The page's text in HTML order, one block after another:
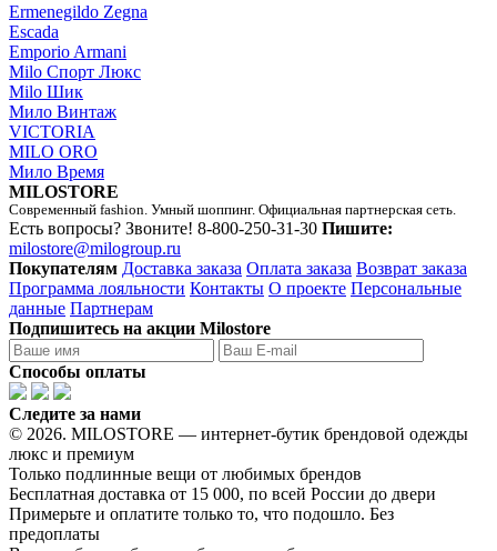
Ermenegildo Zegna
Escada
Emporio Armani
Milo Спорт Люкс
Milo Шик
Мило Винтаж
VICTORIA
MILO ORO
Мило Время
MILOSTORE
Современный fashion. Умный шоппинг. Официальная партнерская сеть.
Есть вопросы? Звоните! 8-800-250-31-30 Пишите:
milostore@milogroup.ru
Покупателям Доставка заказа Оплата заказа Возврат заказа
Программа лояльности Контакты О проекте Персональные
данные Партнерам
Подпишитесь на акции Milostore
Способы оплаты
Следите за нами
© 2026. MILOSTORE — интернет-бутик брендовой одежды
люкс и премиум
Только подлинные вещи от любимых брендов
Бесплатная доставка от 15 000, по всей России до двери
Примерьте и оплатите только то, что подошло. Без
предоплаты